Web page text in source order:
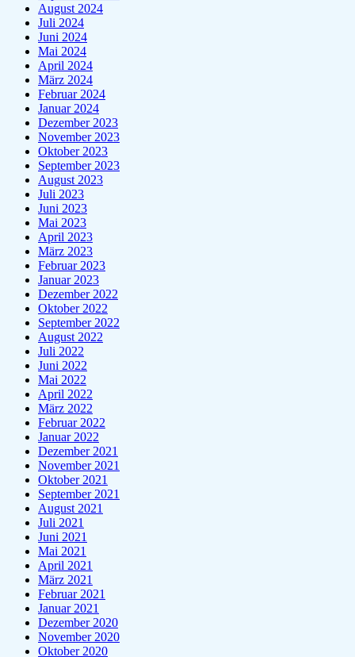
August 2024
Juli 2024
Juni 2024
Mai 2024
April 2024
März 2024
Februar 2024
Januar 2024
Dezember 2023
November 2023
Oktober 2023
September 2023
August 2023
Juli 2023
Juni 2023
Mai 2023
April 2023
März 2023
Februar 2023
Januar 2023
Dezember 2022
Oktober 2022
September 2022
August 2022
Juli 2022
Juni 2022
Mai 2022
April 2022
März 2022
Februar 2022
Januar 2022
Dezember 2021
November 2021
Oktober 2021
September 2021
August 2021
Juli 2021
Juni 2021
Mai 2021
April 2021
März 2021
Februar 2021
Januar 2021
Dezember 2020
November 2020
Oktober 2020